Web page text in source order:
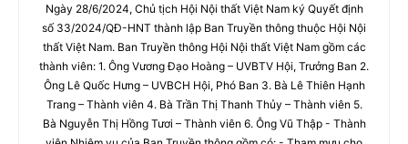
Ngày 28/6/2024, Chủ tịch Hội Nội thất Việt Nam ký Quyết định
số 33/2024/QĐ-HNT thành lập Ban Truyền thông thuộc Hội Nội
thất Việt Nam. Ban Truyền thông Hội Nội thất Việt Nam gồm các
thành viên: 1. Ông Vương Đạo Hoàng – UVBTV Hội, Trưởng Ban 2.
Ông Lê Quốc Hưng – UVBCH Hội, Phó Ban 3. Bà Lê Thiên Hạnh
Trang – Thành viên 4. Bà Trần Thị Thanh Thủy – Thành viên 5.
Bà Nguyễn Thị Hồng Tươi – Thành viên 6. Ông Vũ Thập - Thành